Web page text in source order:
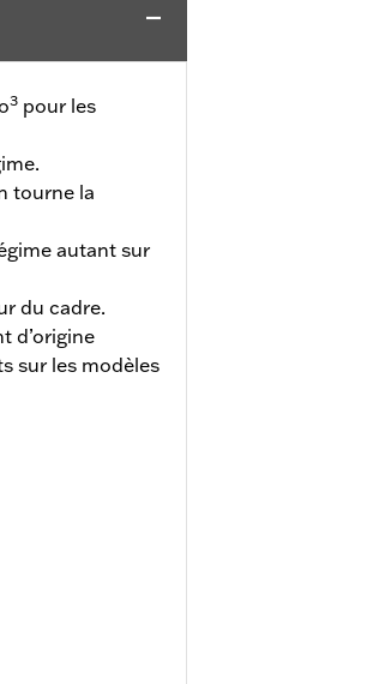
3 pour les
tourne la
autant sur
du cadre.
d’origine
sur les modèles